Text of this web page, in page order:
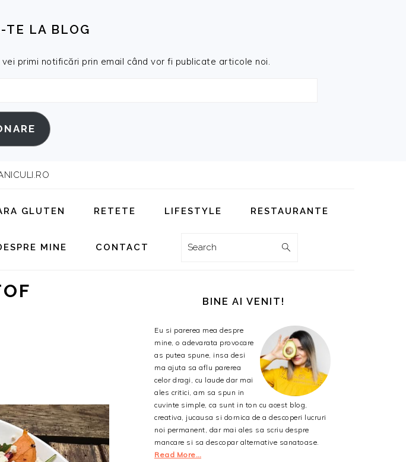
TE LA BLOG
primi notificări prin email când vor fi publicate articole noi.
GLUTEN RETETE LIFESTYLE RESTAURANTE
MINE CONTACT Search
PRINCIPALĂBINE AI VENIT!
Eu si parerea mea despre
mine, o adevarata provocare
as putea spune, insa desi
ma ajuta sa aflu parerea
celor dragi, cu laude dar mai
ales critici, am sa spun in
cuvinte simple, ca sunt in ton cu acest blog,
creativa, jucausa si dornica de a descoperi lucruri
noi permanent, dar mai ales sa scriu despre
mancare si sa descopar alternative sanatoase.
Read More…